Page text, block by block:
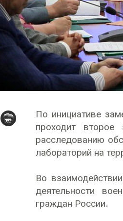
По инициативе
проходит второе
расследованию
лабораторий на
Во
деятельности
граждан России.